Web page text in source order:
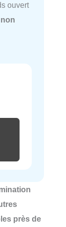
ouvert
non
près de